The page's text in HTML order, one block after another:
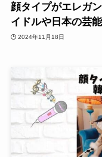
顔タイプがエレガ
イドルや日本の芸
2024年11月18日